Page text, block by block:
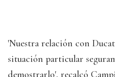
'Nuestra relación con
situación particular